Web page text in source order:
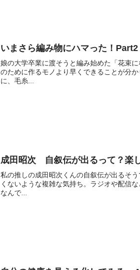
いまさら編み物にハマった！
娘の大学卒業に渡そうと編み始めた「花束
のために作るモノより早くできることが分
に、毛糸...
成田昭次 自叙伝が出るって？楽
私の推しの成田昭次くんの自叙伝が出るそ
くないような複雑な気持ち。ラジオや配信
なんで...